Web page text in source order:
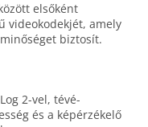
első­ként
video­kodek­jét, amely
biztosít.
2-vel, tévé­
és a kép­érzékelő